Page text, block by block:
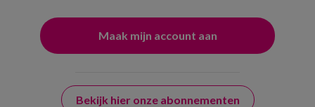
Bekijk hier onze abonnementen